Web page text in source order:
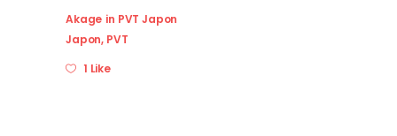
Akage in PVT Japon
Japon, PVT
1 Like